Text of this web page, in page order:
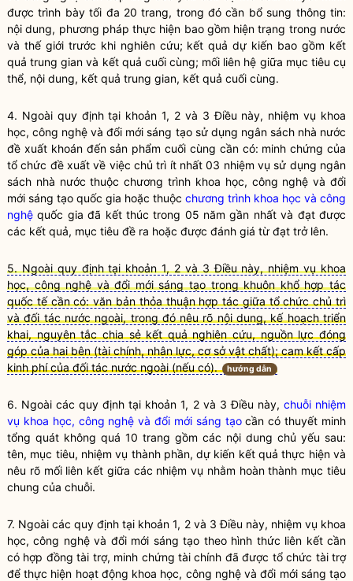
được trình bày tối đa 20 trang, trong đó cần bổ sung thông tin:
nội dung, phương pháp thực hiện bao gồm hiện trạng trong nước
và thế giới trước khi nghiên cứu; kết quả dự kiến bao gồm kết
quả trung gian và kết quả cuối cùng; mối liên hệ giữa mục tiêu cụ
thể, nội dung, kết quả trung gian, kết quả cuối cùng.
4. Ngoài quy định tại khoản 1, 2 và 3 Điều này, nhiệm vụ khoa
học, công nghệ và đổi mới sáng tạosử dụng ngân sách nhà nước
đề xuất khoán đến sản phẩm cuối cùng cần có: minh chứng của
tổ chức đề xuất về việc chủ trì ít nhất 03 nhiệm vụ sử dụng ngân
sách nhà nước thuộc chương trình khoa học, công nghệ và đổi
mới sáng tạo quốc gia hoặc thuộc chương trình khoa học và công
nghệ quốc gia đã kết thúc trong 05 năm gần nhất và đạt được
các kết quả, mục tiêu đề ra hoặc được đánh giá từ đạt trở lên.
5. Ngoài quy định tại khoản 1, 2 và 3 Điều này, nhiệm vụ khoa
học, công nghệ và đổi mới sáng tạo trong khuôn khổ hợp tác
quốc tế cần có: văn bản thỏa thuận hợp tác giữa tổ chức chủ trì
và đối tác nước ngoài, trong đó nêu rõ nội dung, kế hoạch triển
khai, nguyên tắc chia sẻ kết quả nghiên cứu, nguồn lực đóng
góp của hai bên (tài chính, nhân lực, cơ sở vật chất); cam kết cấp
kinh phí của đối tác nước ngoài (nếu có).
hướng dẫn
6. Ngoài các quy định tại khoản 1, 2 và 3 Điều này, chuỗi nhiệm
vụ khoa học, công nghệ và đổi mới sáng tạocần có thuyết minh
tổng quát không quá 10 trang gồm các nội dung chủ yếu sau:
tên, mục tiêu, nhiệm vụ thành phần, dự kiến kết quả thực hiện và
nêu rõ mối liên kết giữa các nhiệm vụ nhằm hoàn thành mục tiêu
chung của chuỗi.
7. Ngoài các quy định tại khoản 1, 2 và 3 Điều này, nhiệm vụ khoa
học, công nghệ và đổi mới sáng tạo theo hình thức liên kếtcần
có hợp đồng tài trợ, minh chứng tài chính đã được tổ chức tài trợ
để thực hiện hoạt động khoa học, công nghệ và đổi mới sáng tạo